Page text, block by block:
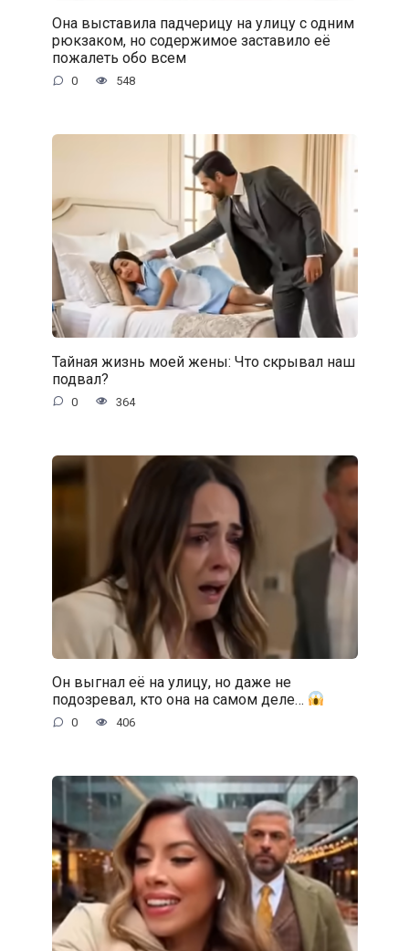
Она выставила падчерицу на улицу с одним
рюкзаком, но содержимое заставило её
пожалеть обо всем
0 548
Тайная жизнь моей жены: Что скрывал наш
подвал?
0 364
Он выгнал её на улицу, но даже не
подозревал, кто она на самом деле…
0 406